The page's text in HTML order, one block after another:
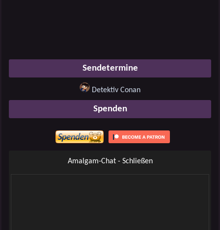
Sendetermine
Detektiv Conan
Spenden
Amalgam-Chat - Schließen